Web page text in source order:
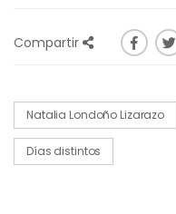
Compartir
Natalia Londoño Lizarazo
Días distintos